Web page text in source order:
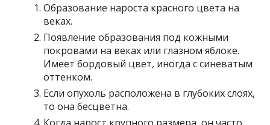
Образование нароста красного цвета на
веках.
Появление образования под кожными
покровами на веках или глазном яблоке.
Имеет бордовый цвет, иногда с синеватым
оттенком.
Если опухоль расположена в глубоких слоях,
то она бесцветна.